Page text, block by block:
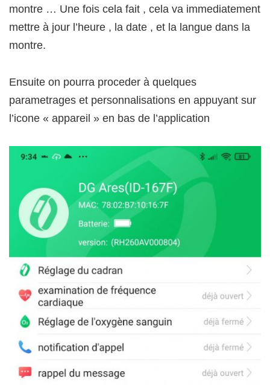
montre … Une fois cela fait , cela va immediatement
mettre à jour l’heure , la date , et la langue dans la
montre.
Ensuite on pourra proceder à quelques
parametrages et personnalisations en appuyant sur
l’icone « appareil » en bas de l’application